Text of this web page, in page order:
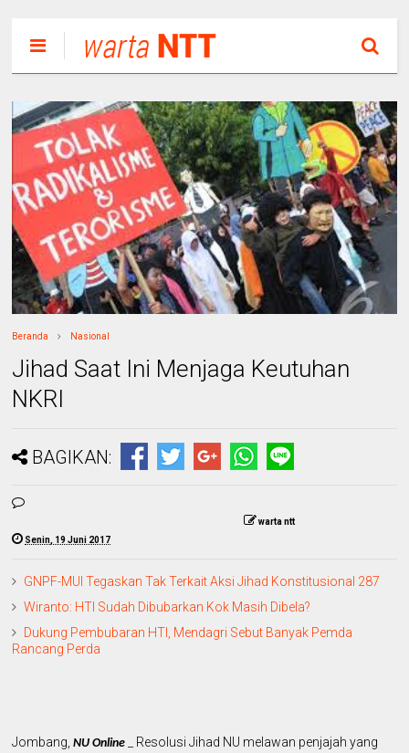
Beranda Nasional
Jihad Saat Ini Menjaga Keutuhan
NKRI
BAGIKAN:
warta ntt
Senin, 19 Juni 2017
GNPF-MUI Tegaskan Tak Terkait Aksi Jihad Konstitusional 287
Wiranto: HTI Sudah Dibubarkan Kok Masih Dibela?
Dukung Pembubaran HTI, Mendagri Sebut Banyak Pemda
Rancang Perda
Jombang,NU Online _ Resolusi Jihad NU melawan penjajah yang